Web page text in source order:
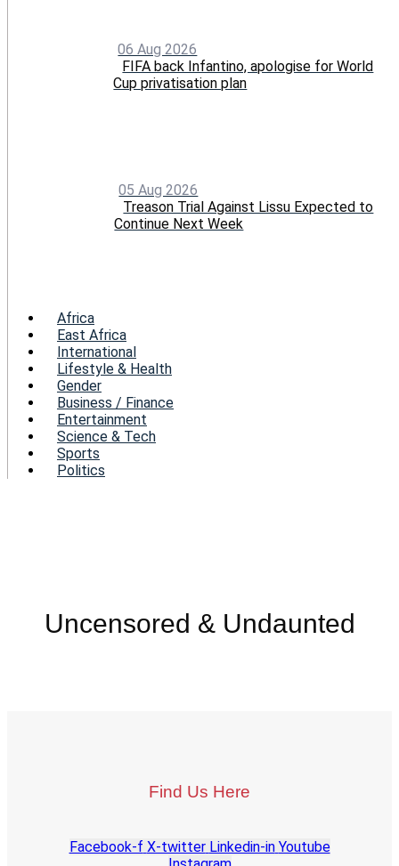
06 Aug 2026
FIFA back Infantino, apologise for World
Cup privatisation plan
05 Aug 2026
Treason Trial Against Lissu Expected to
Continue Next Week
Menu
Africa
East Africa
International
Lifestyle & Health
Gender
Business / Finance
Entertainment
Science & Tech
Sports
Politics
Uncensored & Undaunted
Find Us Here
Facebook-f X-twitter Linkedin-in Youtube